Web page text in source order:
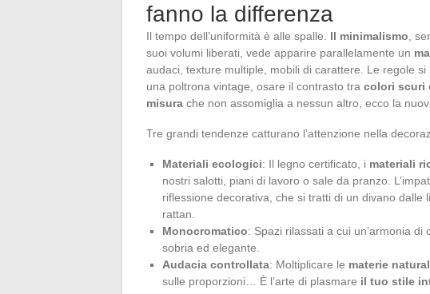
fanno la differenza
Il tempo dell’uniformità è alle spalle. Il minimalismo ,
suoi volumi liberati, vede apparire parallelamente un
audaci, texture multiple, mobili di carattere. Le regole
una poltrona vintage, osare il contrasto tra colori scuri
misura che non assomiglia a nessun altro, ecco la
Tre grandi tendenze catturano l’attenzione nella
Materiali ecologici: Il legno certificato, i materiali
nostri salotti, piani di lavoro o sale da pranzo.
riflessione decorativa, che si tratti di un divano dalle
rattan.
Monocromatico: Spazi rilassati a cui un’armonia
sobria ed elegante.
Audacia controllata: Moltiplicare le materie
sulle proporzioni… È l’arte di plasmare il tuo stile